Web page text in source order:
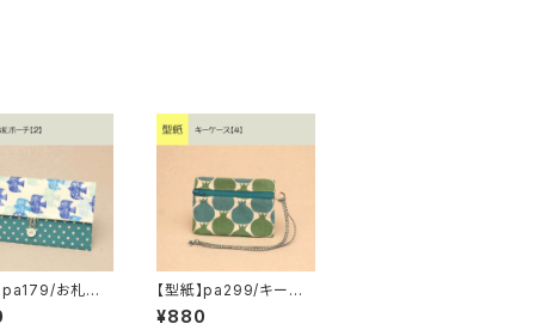
pa179/お札ポ
【型紙】pa299/キーケ
ース【4】
¥880